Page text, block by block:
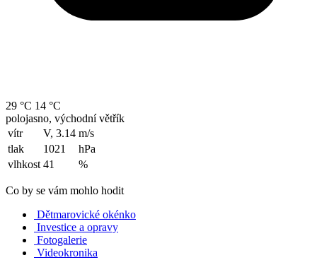
29 °C 14 °C
polojasno, východní větřík
vítr
V, 3.14 m/s
tlak
1021
hPa
vlhkost 41 %
Co by se vám mohlo hodit
Dětmarovické okénko
Investice a opravy
Fotogalerie
Videokronika